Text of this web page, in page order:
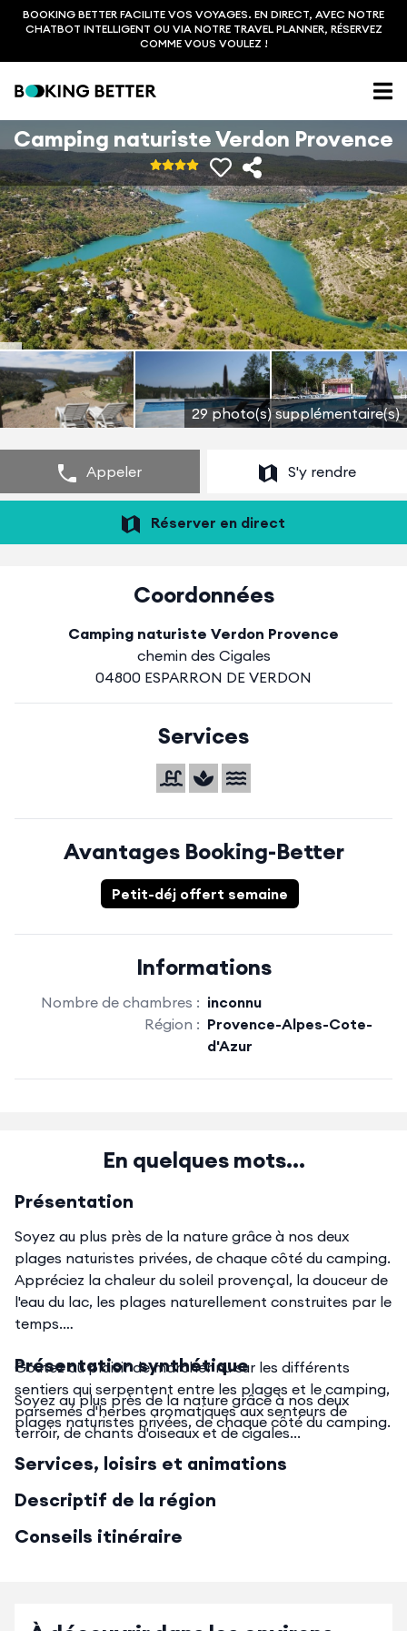
BOOKING BETTER FACILITE VOS VOYAGES. EN DIRECT, AVEC NOTRE
CHATBOT INTELLIGENT OU VIA NOTRE TRAVEL PLANNER, RÉSERVEZ
COMME VOUS VOULEZ !
29 photo(s) supplémentaire(s)
Camping naturiste Verdon Provence
Appeler S'y rendre
Réserver en direct
Coordonnées
Camping naturiste Verdon Provence
chemin des Cigales
04800 ESPARRON DE VERDON
Services
Avantages Booking-Better
Petit-déj offert semaine
Informations
Nombre de chambres : inconnu
Région : Provence-Alpes-Cote-
d'Azur
En quelques mots...
Présentation
Soyez au plus près de la nature grâce à nos deux
plages naturistes privées, de chaque côté du camping.
Appréciez la chaleur du soleil provençal, la douceur de
l'eau du lac, les plages naturellement construites par le
temps.
Goutez au plaisir de marcher nu sur les différents
sentiers qui serpentent entre les plages et le camping,
parsemés d'herbes aromatiques aux senteurs de
terroir, de chants d'oiseaux et de cigales...
Présentation synthétique
Soyez au plus près de la nature grâce à nos deux
plages naturistes privées, de chaque côté du camping.
Services, loisirs et animations
Descriptif de la région
Conseils itinéraire